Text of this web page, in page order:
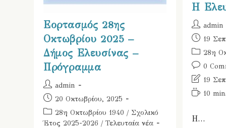
Εορτασμός 28ης
Οκτωβρίου 2025 –
Δήμος Ελευσίνας –
Πρόγραμμα
Post
author:
admin
Post
published:
20 Οκτωβρίου, 2025
Post
category:
28η Οκτωβρίου 1940 / Σχολικό
Έτος 2025-2026 / Τελευταία νέα
Η
Post
author:
admin
Post
published:
19
Post
category:
28η
Post
comments:
0
Post
last
19
Reading
10
Η…